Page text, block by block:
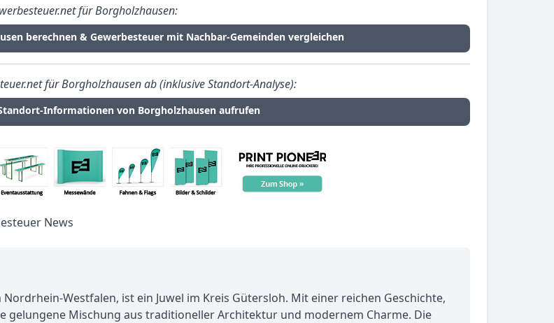
für Borgholzhausen:
berechnen & Gewerbesteuer mit Nachbar-Gemeinden vergleichen
für Borgholzhausen ab (inklusive Standort-Analyse):
Informationen von Borgholzhausen aufrufen
Westfalen, ist ein Juwel im Kreis Gütersloh. Mit einer reichen Geschichte,
gelungene Mischung aus traditioneller Architektur und modernem Charme. Die